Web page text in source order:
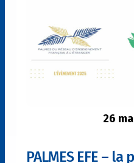
26
PALMES EFE –